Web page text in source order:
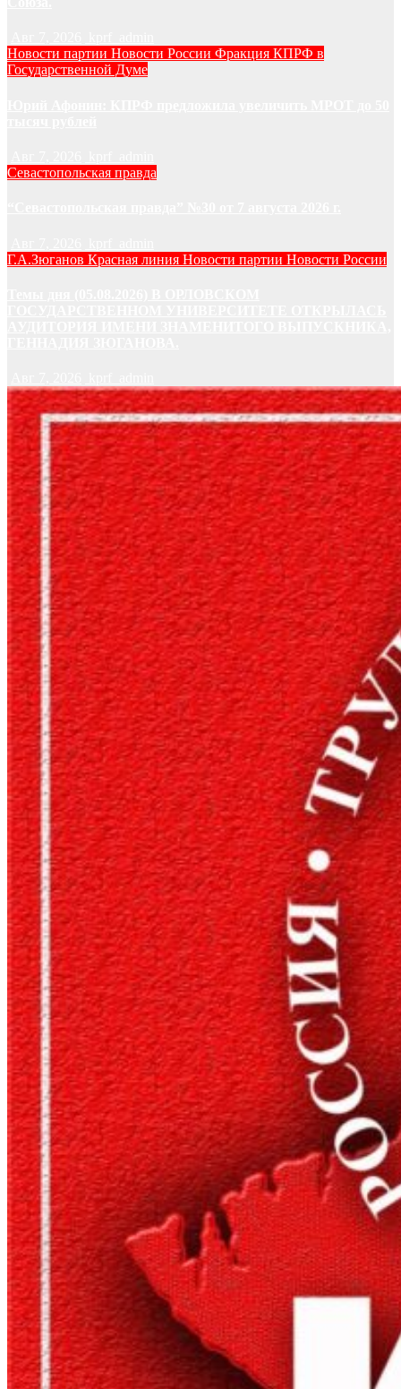
Новости партии Новости России Фракция КПРФ в
Государственной Думе
Севастопольская правда
Г.А.Зюганов Красная линия Новости партии Новости России